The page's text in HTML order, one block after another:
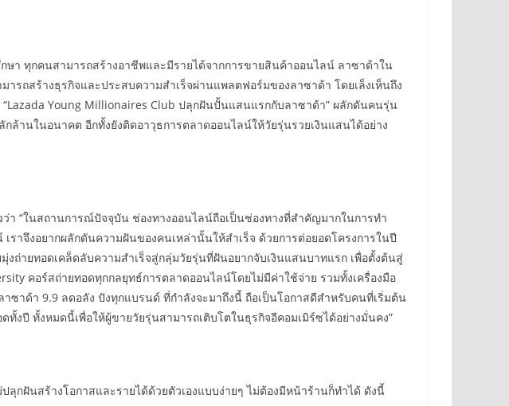
ษา ทุกคนสามารถสร้างอาชีพและมีรายได้จากการขายสินค้าออนไลน์ ลาซาด้าใน
ถสร้างธุรกิจและประสบความสำเร็จผ่านแพลตฟอร์มของลาซาด้า โดยเล็งเห็นถึง
Young Millionaires Club ปลุกฝันปั้นแสนแรกกับลาซาด้า” ผลักดันคนรุ่น
ล้านในอนาคต อีกทั้งยังติดอาวุธการตลาดออนไลน์ให้วัยรุ่นรวยเงินแสนได้อย่าง
า “ในสถานการณ์ปัจจุบัน ช่องทางออนไลน์ถือเป็นช่องทางที่สำคัญมากในการทำ
ราจึงอยากผลักดันความฝันของคนเหล่านั้นให้สำเร็จ ด้วยการต่อยอดโครงการในปี
ถ่ายทอดเคล็ดลับความสำเร็จสู่กลุ่มวัยรุ่นที่ฝันอยากจับเงินแสนบาทแรก เพื่อตั้งต้นสู่
คอร์สถ่ายทอดทุกกลยุทธ์การตลาดออนไลน์โดยไม่มีค่าใช้จ่าย รวมทั้งเครื่องมือ
าด้า 9.9 ลดอลัง ปังทุกแบรนด์ ที่กำลังจะมาถึงนี้ ถือเป็นโอกาสดีสำหรับคนที่เริ่มต้น
ปี ทั้งหมดนี้เพื่อให้ผู้ขายวัยรุ่นสามารถเติบโตในธุรกิจอีคอมเมิร์ซได้อย่างมั่นคง”
กฝันสร้างโอกาสและรายได้ด้วยตัวเองแบบง่ายๆ ไม่ต้องมีหน้าร้านก็ทำได้ ดังนี้